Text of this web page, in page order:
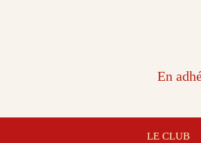
En
LE CLUB